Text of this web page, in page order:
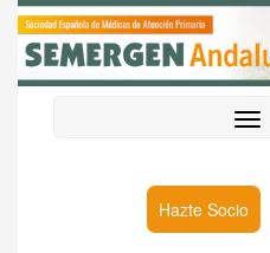
Hazte Socio